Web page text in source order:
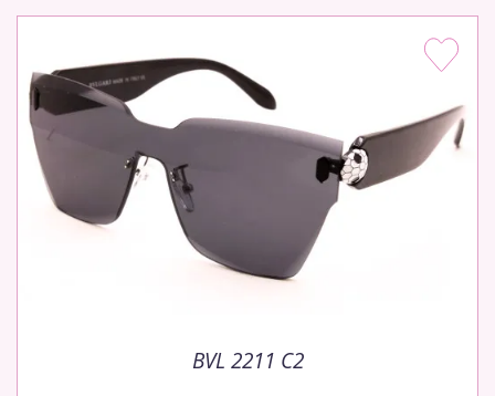
BVL 2211 C2